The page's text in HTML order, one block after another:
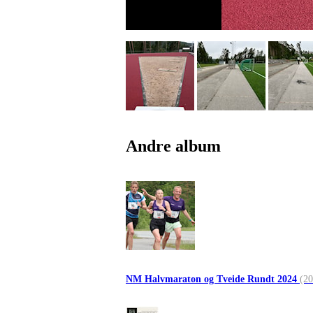
Andre album
NM Halvmaraton og Tveide Rundt 2024